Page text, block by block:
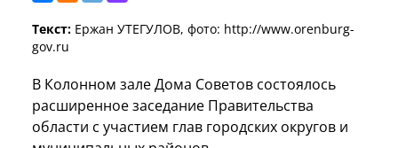
Текст: Ержан УТЕГУЛОВ, фото: http://www.orenburg-
gov.ru
В Колонном зале Дома Советов состоялось
расширенное заседание Правительства
области с участием глав городских округов и